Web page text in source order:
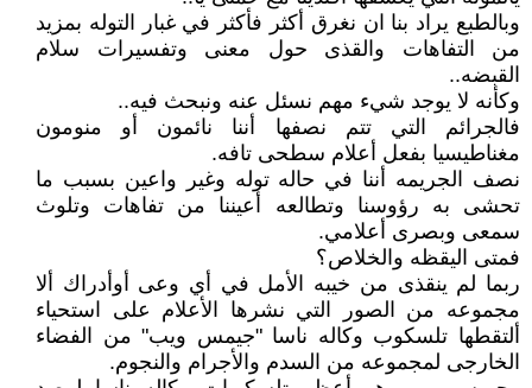
وبالطبع يراد بنا ان نغرق أكثر فأكثر في غبار التوله بمزيد
من التفاهات والقذى حول معنى وتفسيرات سلام
القبضه..
وكأنه لا يوجد شيء مهم نسئل عنه ونبحث فيه..
فالجرائم التي تتم نصفها أننا نائمون أو منومون
مغناطيسيا بفعل أعلام سطحى تافه.
نصف الجريمه أننا في حاله توله وغير واعين بسبب ما
تحشى به رؤوسنا وتطالعه أعيننا من تفاهات وتلوث
سمعى وبصرى أعلامي.
فمتى اليقظه والخلاص؟
ربما لم ينقذى من خيبه الأمل في أي وعى أوأدراك ألا
مجموعه من الصور التي نشرها الأعلام على استحياء
ألتقطها تلسكوب وكاله ناسا "جيمس ويب" من الفضاء
الخارجى لمجموعه من السدم والأجرام والنجوم.